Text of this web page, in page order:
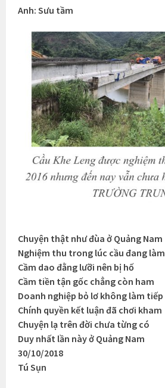
Anh: Sưu tầm
Chuyện thật như đùa ở Quảng Nam
Nghiệm thu trong lúc cầu đang làm
Cầm dao đằng lưỡi nên bị hố
Cầm tiền tận gốc chẳng còn ham
Doanh nghiệp bỏ lơ không làm tiếp
Chính quyền kết luận đã chơi kham
Chuyện lạ trên đời chưa từng có
Duy nhất lần này ở Quảng Nam
30/10/2018
Tú Sụn